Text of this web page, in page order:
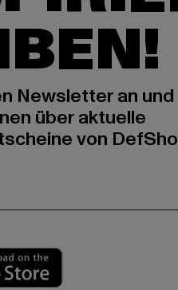
Newsletter an und
über aktuelle
von